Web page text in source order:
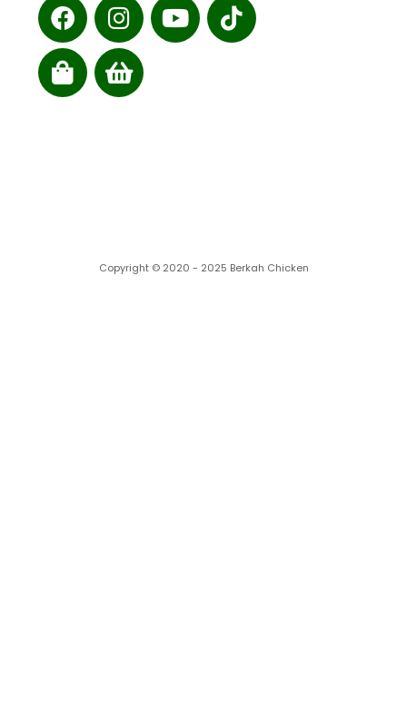
Copyright © 2020 - 2025 Berkah Chicken